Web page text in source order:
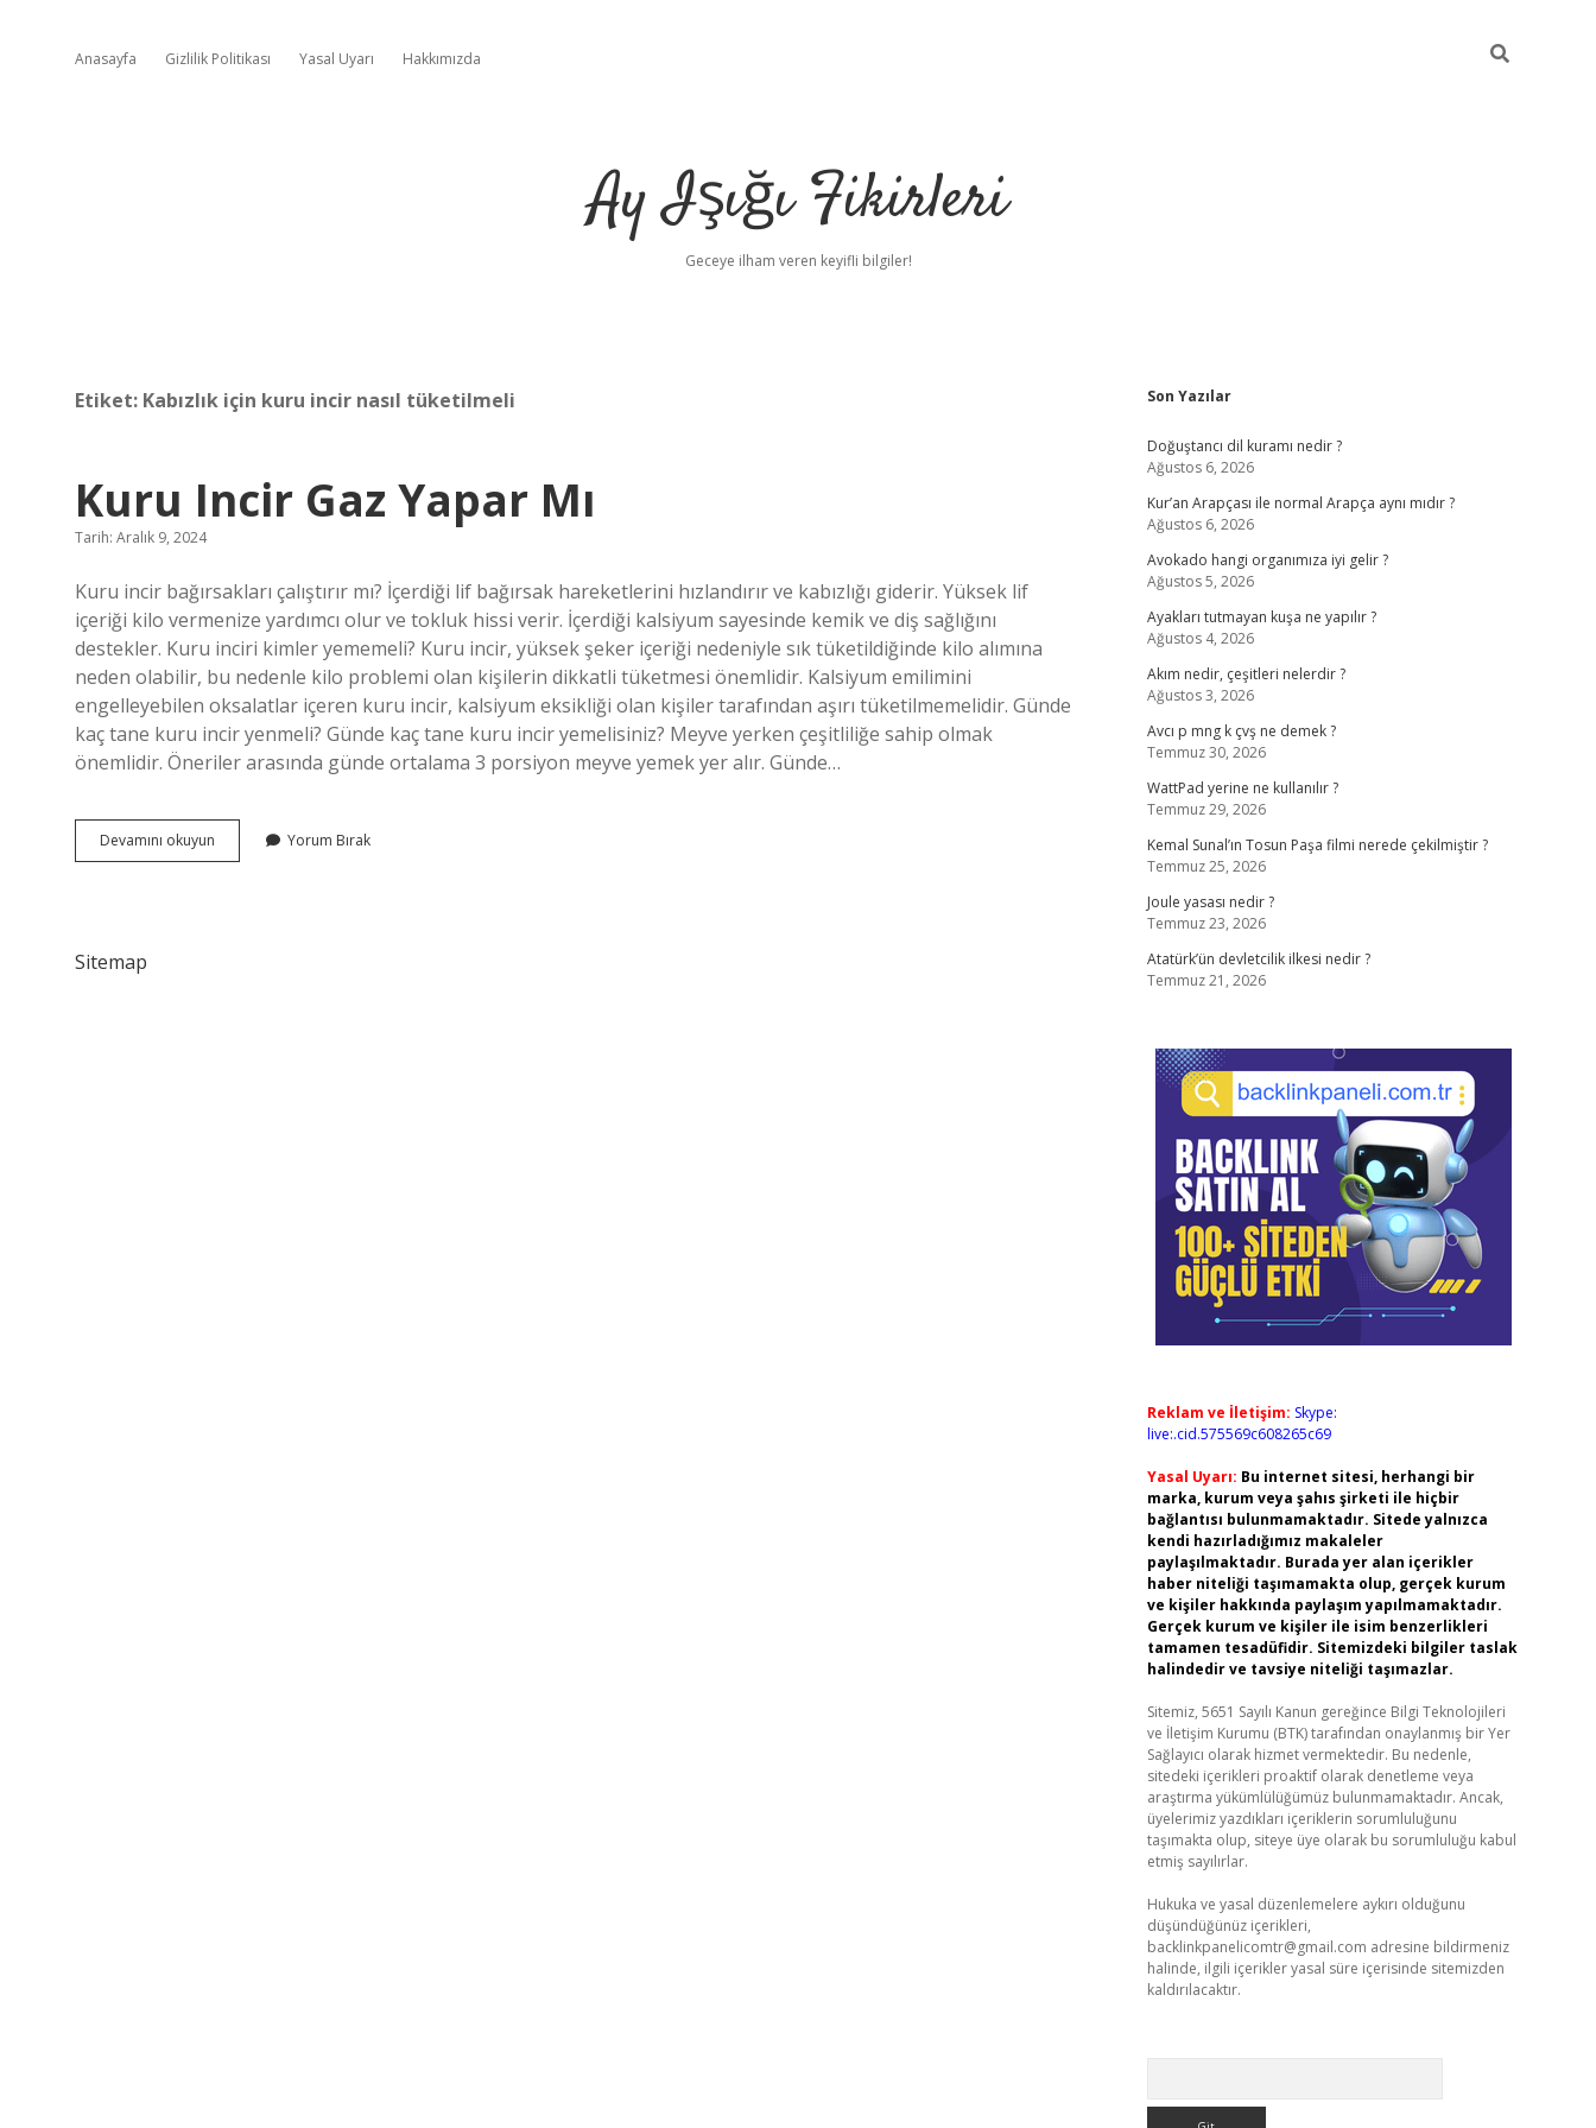
Anasayfa Gizlilik Politikası Yasal Uyarı Hakkımızda
Ay Işığı Fikirleri
Geceye ilham veren keyifli bilgiler!
Etiket: Kabızlık için kuru incir nasıl tüketilmeli
Kuru Incir Gaz Yapar Mı
Tarih: Aralık 9, 2024
Kuru incir bağırsakları çalıştırır mı? İçerdiği lif bağırsak hareketlerini hızlandırır ve kabızlığı giderir. Yüksek lif
içeriği kilo vermenize yardımcı olur ve tokluk hissi verir. İçerdiği kalsiyum sayesinde kemik ve diş sağlığını
destekler. Kuru inciri kimler yememeli? Kuru incir, yüksek şeker içeriği nedeniyle sık tüketildiğinde kilo alımına
neden olabilir, bu nedenle kilo problemi olan kişilerin dikkatli tüketmesi önemlidir. Kalsiyum emilimini
engelleyebilen oksalatlar içeren kuru incir, kalsiyum eksikliği olan kişiler tarafından aşırı tüketilmemelidir. Günde
kaç tane kuru incir yenmeli? Günde kaç tane kuru incir yemelisiniz? Meyve yerken çeşitliliğe sahip olmak
önemlidir. Öneriler arasında günde ortalama 3 porsiyon meyve yemek yer alır. Günde…
Devamını okuyun
Incir
Yorum Bırak
Sitemap
Sidebar
Son Yazılar
Doğuştancı dil kuramı nedir ?
Ağustos 6, 2026
Kur’an Arapçası ile normal Arapça aynı mıdır ?
Ağustos 6, 2026
Avokado hangi organımıza iyi gelir ?
Ağustos 5, 2026
Ayakları tutmayan kuşa ne yapılır ?
Ağustos 4, 2026
Akım nedir, çeşitleri nelerdir ?
Ağustos 3, 2026
Avcı p mng k çvş ne demek ?
Temmuz 30, 2026
WattPad yerine ne kullanılır ?
Temmuz 29, 2026
Kemal Sunal’ın Tosun Paşa filmi nerede çekilmiştir ?
Temmuz 25, 2026
Joule yasası nedir ?
Temmuz 23, 2026
Atatürk’ün devletcilik ilkesi nedir ?
Temmuz 21, 2026
Reklam ve İletişim: Skype:
live:.cid.575569c608265c69
Yasal Uyarı: Bu internet sitesi, herhangi bir
marka, kurum veya şahıs şirketi ile hiçbir
bağlantısı bulunmamaktadır. Sitede yalnızca
kendi hazırladığımız makaleler
paylaşılmaktadır. Burada yer alan içerikler
haber niteliği taşımamakta olup, gerçek kurum
ve kişiler hakkında paylaşım yapılmamaktadır.
Gerçek kurum ve kişiler ile isim benzerlikleri
tamamen tesadüfidir. Sitemizdeki bilgiler taslak
halindedir ve tavsiye niteliği taşımazlar.
Sitemiz, 5651 Sayılı Kanun gereğince Bilgi Teknolojileri
ve İletişim Kurumu (BTK) tarafından onaylanmış bir Yer
Sağlayıcı olarak hizmet vermektedir. Bu nedenle,
sitedeki içerikleri proaktif olarak denetleme veya
araştırma yükümlülüğümüz bulunmamaktadır. Ancak,
üyelerimiz yazdıkları içeriklerin sorumluluğunu
taşımakta olup, siteye üye olarak bu sorumluluğu kabul
etmiş sayılırlar.
Hukuka ve yasal düzenlemelere aykırı olduğunu
düşündüğünüz içerikleri,
backlinkpanelicomtr@gmail.com adresine bildirmeniz
halinde, ilgili içerikler yasal süre içerisinde sitemizden
kaldırılacaktır.